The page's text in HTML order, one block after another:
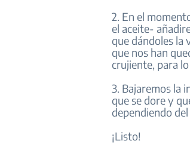
2. En el
el aceite-
que dándoles la
que nos han
crujiente, para
3. Bajaremos la
que se dore y
dependiendo
¡Listo!